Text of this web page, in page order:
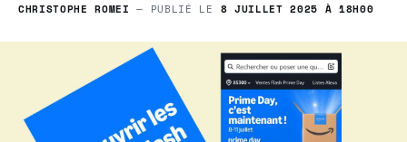
CHRISTOPHE ROMEI — PUBLIÉ LE 8 JUILLET 2025 À 18H00